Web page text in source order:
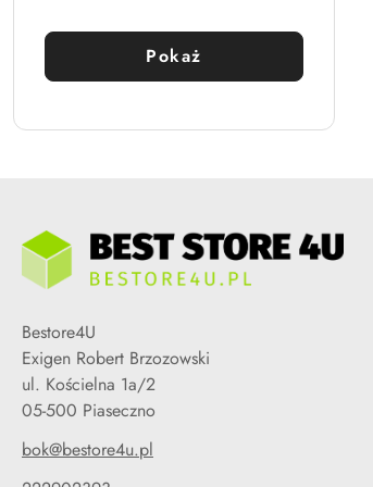
Pokaż
Bestore4U
Exigen Robert Brzozowski
ul. Kościelna 1a/2
05-500 Piaseczno
bok@bestore4u.pl